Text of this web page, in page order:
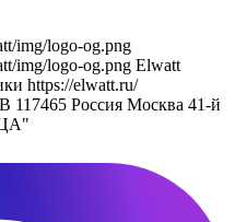
img/logo-og.png
img/logo-og.png Elwatt
https://elwatt.ru/
117465 Россия Москва 41-й